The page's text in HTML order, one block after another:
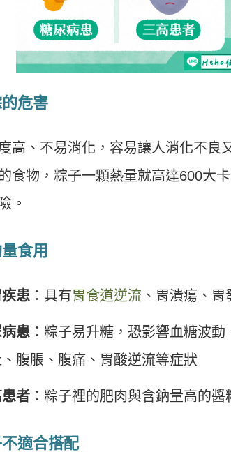
危害
高、不易消化，容易讓人消化不良
食物，粽子一顆熱量就高達600大
。
食用
患 ：具有胃食道逆流 、胃潰瘍、
患 ：粽子易升糖，恐影響血糖波
腹脹、腹痛、胃酸逆流等症狀
者 ：粽子裡的肥肉與含鈉量高的
適合搭配